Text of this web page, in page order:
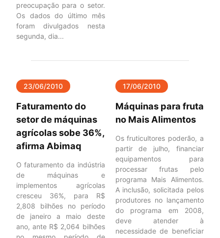
preocupação para o setor.
Os dados do último mês
foram divulgados nesta
segunda, dia...
23/06/2010
Faturamento do
setor de máquinas
agrícolas sobe 36%,
afirma Abimaq
O faturamento da indústria
de máquinas e
implementos agrícolas
cresceu 36%, para R$
2,808 bilhões no período
de janeiro a maio deste
ano, ante R$ 2,064 bilhões
17/06/2010
Máquinas para fruta
no Mais Alimentos
Os fruticultores poderão, a
partir de julho, financiar
equipamentos para
processar frutas pelo
programa Mais Alimentos.
A inclusão, solicitada pelos
produtores no lançamento
do programa em 2008,
deve atender à
necessidade de beneficiar